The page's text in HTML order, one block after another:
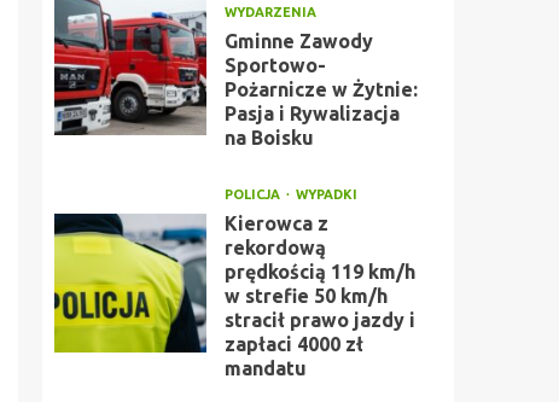
WYDARZENIA
Gminne Zawody
Sportowo-
Pożarnicze w Żytnie:
Pasja i Rywalizacja
na Boisku
POLICJA WYPADKI
Kierowca z
rekordową
prędkością 119 km/h
w strefie 50 km/h
stracił prawo jazdy i
zapłaci 4000 zł
mandatu